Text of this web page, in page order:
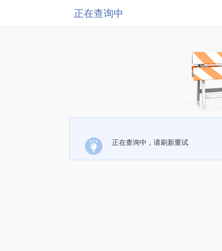
正在查询中
正在查询中，请刷新重试